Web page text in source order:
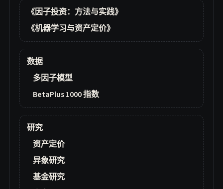
《因子投资：方法与实践》
《机器学习与资产定价》
数据
多因子模型
BetaPlus 1000 指数
研究
资产定价
异象研究
基金研究